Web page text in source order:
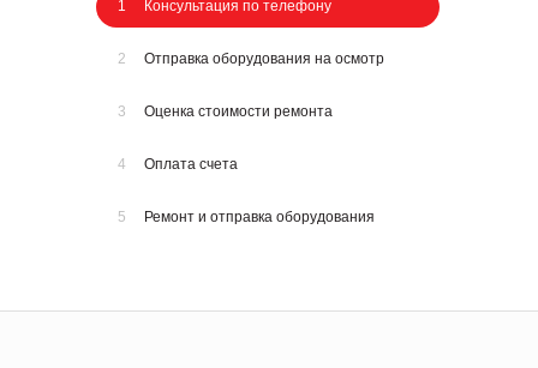
1 Консультация по телефону
2 Отправка оборудования на осмотр
3 Оценка стоимости ремонта
4 Оплата счета
5 Ремонт и отправка оборудования